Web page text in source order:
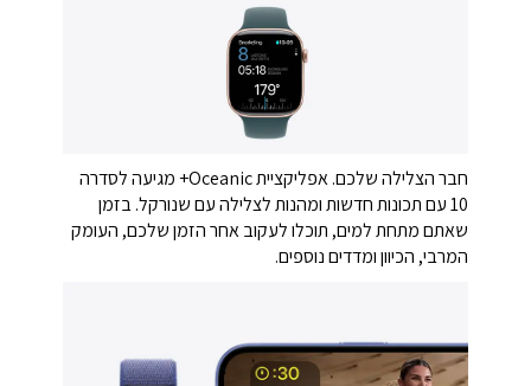
חבר הצלילה שלכם. אפליקציית Oceanic+ מגיעה לסדרה
10 עם תכונות חדשות ומהנות לצלילה עם שנורקל. בזמן
שאתם מתחת למים, תוכלו לעקוב אחר הזמן שלכם, העומק
המרבי, הכיוון ומדדים נוספים.